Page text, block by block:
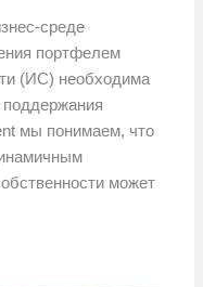
среде
портфелем
(ИС) необходима
мы понимаем, что
может